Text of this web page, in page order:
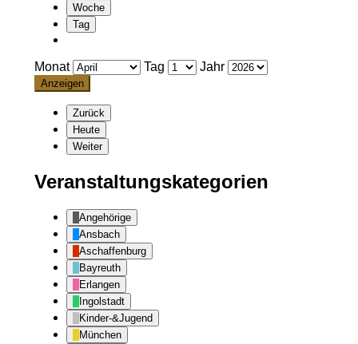
Woche
Tag
Monat Tag Jahr
Zurück
Heute
Weiter
Veranstaltungskategorien
Angehörige
Ansbach
Aschaffenburg
Bayreuth
Erlangen
Ingolstadt
Kinder-&Jugend
München